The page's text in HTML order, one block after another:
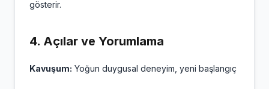
gösterir.
4. Açılar ve Yorumlama
Kavuşum: Yoğun duygusal deneyim, yeni başlangıç